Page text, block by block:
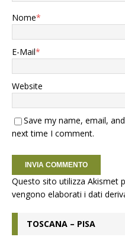
Nome*
E-Mail*
Website
Save my name, email,
next time I comment.
Questo sito utilizza Akismet
vengono elaborati i dati
TOSCANA – PISA